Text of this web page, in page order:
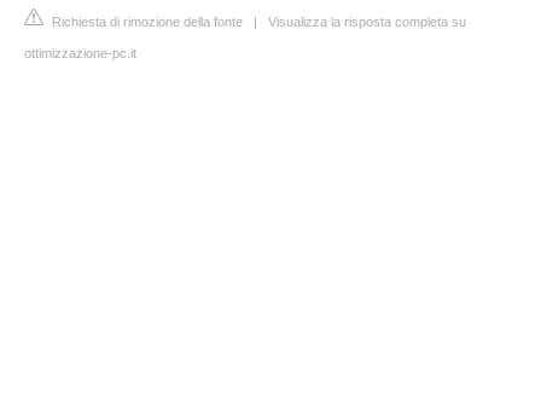
Richiesta di rimozione della fonte | Visualizza la risposta completa su
ottimizzazione-pc.it